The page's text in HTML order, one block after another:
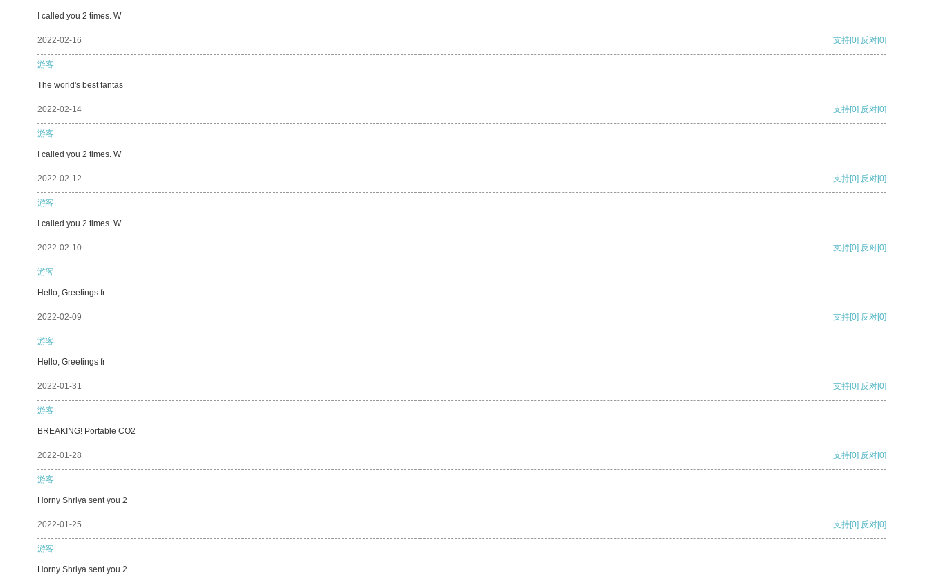
I called you 2 times. W
2022-02-16 支持[0] 反对[0]
游客
The world's best fantas
2022-02-14 支持[0] 反对[0]
游客
I called you 2 times. W
2022-02-12 支持[0] 反对[0]
游客
I called you 2 times. W
2022-02-10 支持[0] 反对[0]
游客
Hello, Greetings fr
2022-02-09 支持[0] 反对[0]
游客
Hello, Greetings fr
2022-01-31 支持[0] 反对[0]
游客
BREAKING! Portable CO2
2022-01-28 支持[0] 反对[0]
游客
Horny Shriya sent you 2
2022-01-25 支持[0] 反对[0]
游客
Horny Shriya sent you 2